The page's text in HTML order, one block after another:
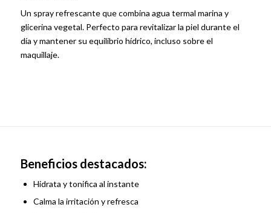
Un spray refrescante que combina agua termal marina y
glicerina vegetal. Perfecto para revitalizar la piel durante el
día y mantener su equilibrio hídrico, incluso sobre el
maquillaje.
Beneficios destacados:
Hidrata y tonifica al instante
Calma la irritación y refresca